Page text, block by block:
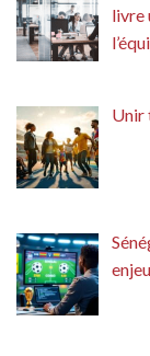
livre
Unir